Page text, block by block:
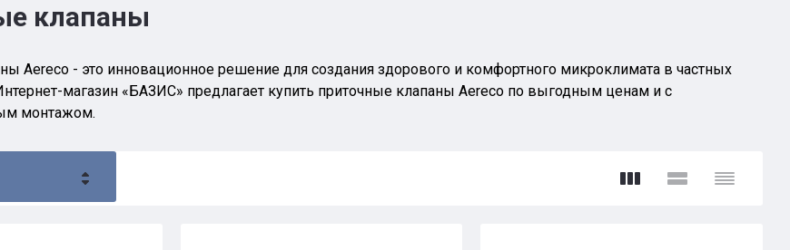
клапаны
Aereco - это инновационное решение для создания здорового и комфортного микроклимата в частных
магазин «БАЗИС» предлагает купить приточные клапаны Aereco по выгодным ценам и с
монтажом.